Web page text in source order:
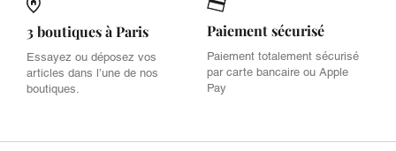
3 boutiques à Paris
Essayez ou déposez vos
articles dans l’une de nos
boutiques.
Paiement sécurisé
Paiement totalement sécurisé
par carte bancaire ou Apple
Pay